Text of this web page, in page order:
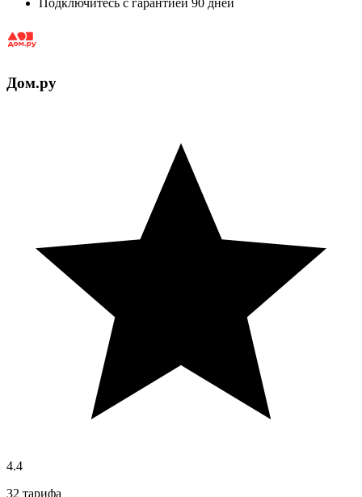
Подключитесь с гарантией 90 дней
Дом.ру
4.4
32 тарифа